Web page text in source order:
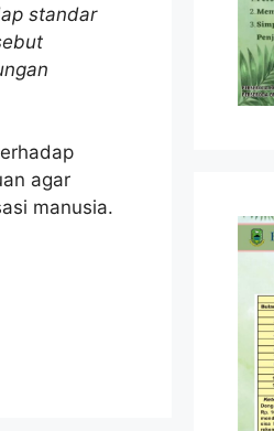
standar
agar
manusia.